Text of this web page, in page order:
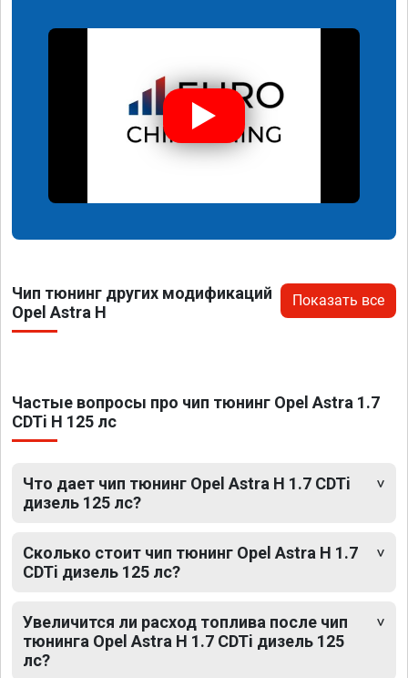
Чип тюнинг других модификаций
Opel Astra H
Показать все
Частые вопросы про чип тюнинг Opel Astra 1.7
CDTi H 125 лс
Что дает чип тюнинг Opel Astra H 1.7 CDTi
дизель 125 лс?
Сколько стоит чип тюнинг Opel Astra H 1.7
CDTi дизель 125 лс?
Увеличится ли расход топлива после чип
тюнинга Opel Astra H 1.7 CDTi дизель 125
лс?